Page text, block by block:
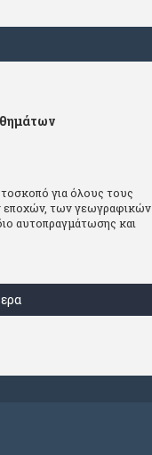
για όλους τους
εποχών, των γεωγραφικών
αυτοπραγμάτωσης και